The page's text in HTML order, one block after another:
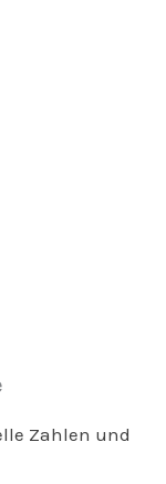
Zahlen und